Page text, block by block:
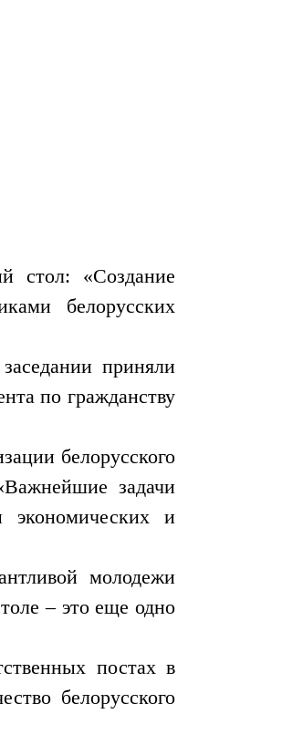
стол: «Создание
белорусских
приняли
по гражданству
белорусского
задачи
экономических и
молодежи
– это еще одно
постах в
белорусского